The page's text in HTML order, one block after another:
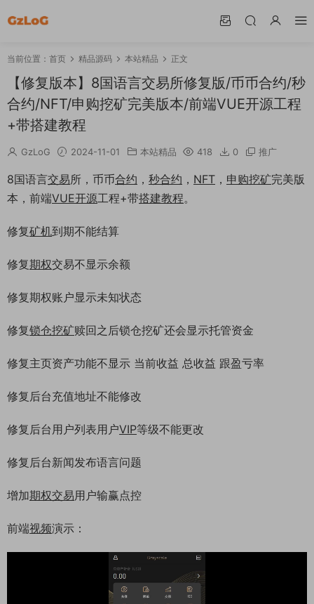
当前位置： 首页 精品源码 本站精品 正文
【修复版本】8国语言交易所修复版/币币合约/秒
合约/NFT/申购挖矿完美版本/前端VUE开源工程
+带搭建教程
GzLoG 2024-11-01 本站精品 418 0 推广
8国语言交易所，币币合约 ， 秒合约 ， NFT ， 申购挖矿完美版
本，前端VUE开源工程+带搭建教程。
修复矿机到期不能结算
修复期权交易不显示余额
修复期权账户显示未知状态
修复锁仓挖矿赎回之后锁仓挖矿还会显示托管资金
修复主页资产功能不显示 当前收益 总收益 跟盈亏率
修复后台充值地址不能修改
修复后台用户列表用户VIP等级不能更改
修复后台新闻发布语言问题
增加期权交易用户输赢点控
前端视频演示：